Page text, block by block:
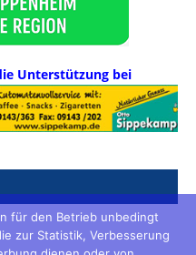
Unterstützung bei
für den Betrieb unbedingt
zur Statistik, Verbesserung